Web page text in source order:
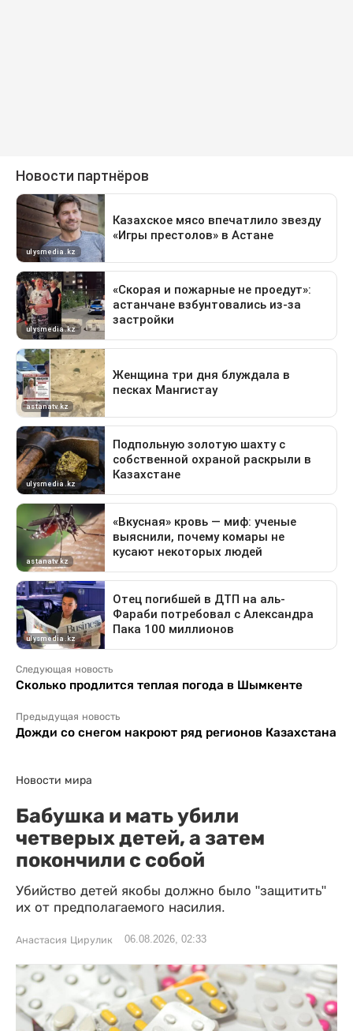
Следующая новость
Сколько продлится теплая погода в Шымкенте
Предыдущая новость
Дожди со снегом накроют ряд регионов Казахстана
Новости мира
Бабушка и мать убили
четверых детей, а затем
покончили с собой
Убийство детей якобы должно было "защитить"
их от предполагаемого насилия.
Анастасия Цирулик 06.08.2026, 02:33